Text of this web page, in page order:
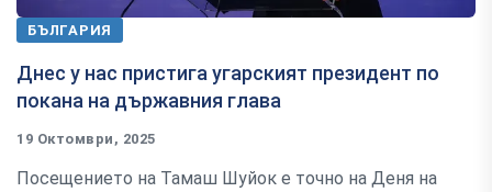
БЪЛГАРИЯ
Днес у нас пристига угарският президент по
покана на държавния глава
19 Октомври, 2025
Посещението на Тамаш Шуйок е точно на Деня на